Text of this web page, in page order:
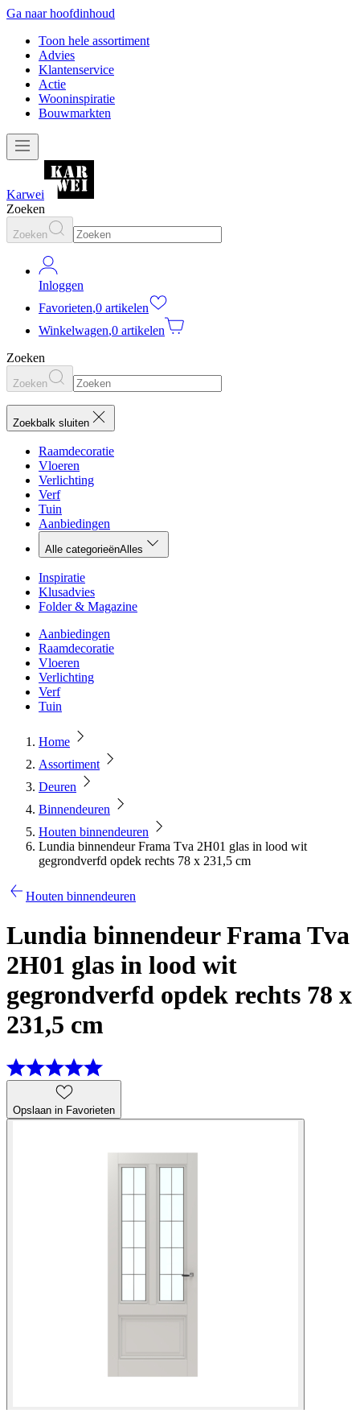
Ga naar hoofdinhoud
Toon hele assortiment
Advies
Klantenservice
Actie
Wooninspiratie
Bouwmarkten
Karwei
Zoeken
Zoeken
Inloggen
Favorieten,0 artikelen
Winkelwagen,0 artikelen
Zoeken
Zoeken
Zoekbalk sluiten
Raamdecoratie
Vloeren
Verlichting
Verf
Tuin
Aanbiedingen
Alle categorieënAlles
Inspiratie
Klusadvies
Folder & Magazine
Aanbiedingen
Raamdecoratie
Vloeren
Verlichting
Verf
Tuin
Home
Assortiment
Deuren
Binnendeuren
Houten binnendeuren
Lundia binnendeur Frama Tva 2H01 glas in lood wit
gegrondverfd opdek rechts 78 x 231,5 cm
Houten binnendeuren
Lundia binnendeur Frama Tva
2H01 glas in lood wit
gegrondverfd opdek rechts 78 x
231,5 cm
Opslaan in Favorieten